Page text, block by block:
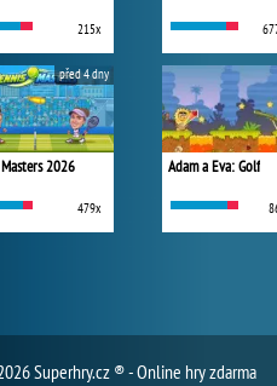
215x
2026
479x
před 4 dny
Adam a Eva: Golf
Superhry.cz ® - Online hry zdarma